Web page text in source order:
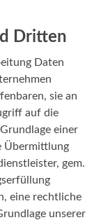
Dritten
Daten
sie an
auf die
einer
Übermittlung
gem.
eine rechtliche
unserer